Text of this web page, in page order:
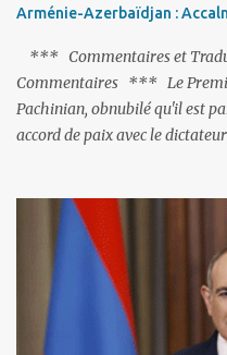
Arménie-Azerbaïdjan :
*** Commentaires et
Commentaires *** Le
Pachinian, obnubilé qu'il est
accord de paix avec le
C'est hélas fort peu probable
pas ses points forts, pas plus
tandem turco-azéri. Faisant fi
l'URSS, il est exclusivement
l'Arménie réelle ». Même les
trouvent pas grâce à ses